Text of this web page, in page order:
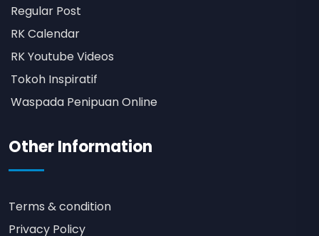
Regular Post
RK Calendar
RK Youtube Videos
Tokoh Inspiratif
Waspada Penipuan Online
Other Information
Terms & condition
Privacy Policy